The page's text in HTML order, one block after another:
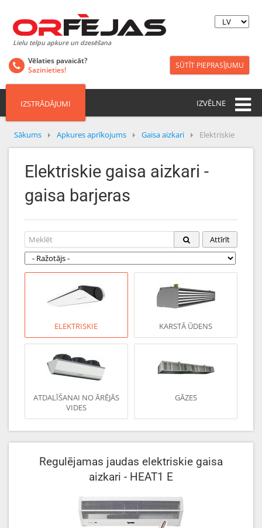
Lielu telpu apkure un dzesēšana
Vēlaties pavaicāt?
Sazinieties!
SŪTĪT PIEPRASĪJUMU
IZSTRĀDĀJUMI IZVĒLNE
Sākums Apkures aprīkojums Gaisa aizkari Elektriskie
Elektriskie gaisa aizkari -
gaisa barjeras
Attīrīt
ELEKTRISKIE KARSTĀ ŪDENS
ATDALĪŠANAI NO ĀRĒJĀS
VIDES
GĀZES
Regulējamas jaudas elektriskie gaisa
aizkari - HEAT1 E